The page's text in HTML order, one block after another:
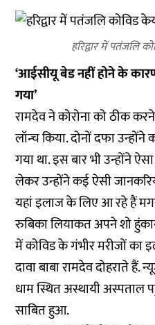
हरिद्वार में पतंजलि
‘आईसीयू बेड नहीं होने के
गया’
रामदेव ने कोरोना को ठीक
लॉन्च किया. दोनों दफा
गया था. इस बार भी उन्होंने
लेकर उन्होंने कई ऐसी
यहां इलाज के लिए आ रहे हैं
रुबिका लियाकत अपने शो
में कोविड के गंभीर मरीजों का
दावा बाबा रामदेव दोहराते हैं.
धाम स्थित अस्थायी अस्पताल
साबित हुआ.